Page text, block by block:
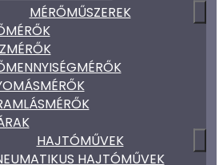
MÉRŐMŰSZEREK
HAJTÓMŰVEK
HAJTÓMŰVEK